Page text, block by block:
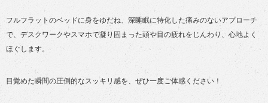
フルフラットのベッドに身をゆだね、深睡眠に特化した痛みのないアプローチ
で、デスクワークやスマホで凝り固まった頭や目の疲れをじんわり、心地よく
ほぐします。
目覚めた瞬間の圧倒的なスッキリ感を、ぜひ一度ご体感ください！